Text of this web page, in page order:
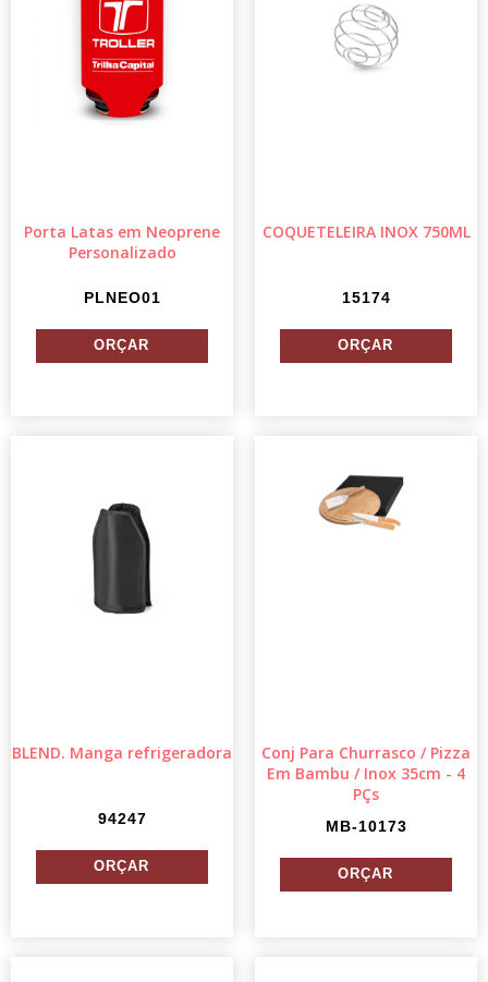
Porta Latas em Neoprene
Personalizado
PLNEO01
COQUETELEIRA INOX 750ML
15174
BLEND. Manga refrigeradora
94247
Conj Para Churrasco / Pizza
Em Bambu / Inox 35cm - 4
PÇs
MB-10173